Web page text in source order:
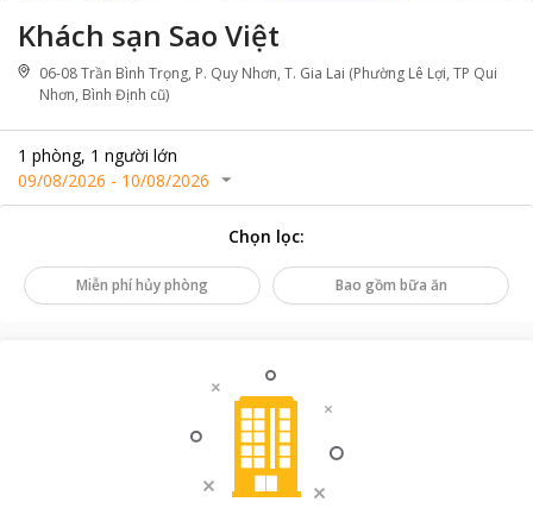
Khách sạn Sao Việt
06-08 Trần Bình Trọng, P. Quy Nhơn, T. Gia Lai (Phường Lê Lợi, TP Qui
Nhơn, Bình Định cũ)
1 phòng, 1 người lớn
09/08/2026 - 10/08/2026
Chọn lọc:
Miễn phí hủy phòng Bao gồm bữa ăn